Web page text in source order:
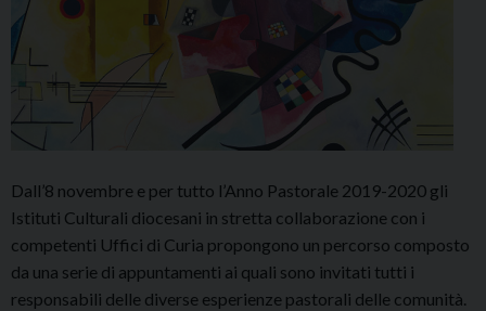
Dall’8 novembre e per tutto l’Anno Pastorale 2019-2020 gli
Istituti Culturali diocesani in stretta collaborazione con i
competenti Uffici di Curia propongono un percorso composto
da una serie di appuntamenti ai quali sono invitati tutti i
responsabili delle diverse esperienze pastorali delle comunità.